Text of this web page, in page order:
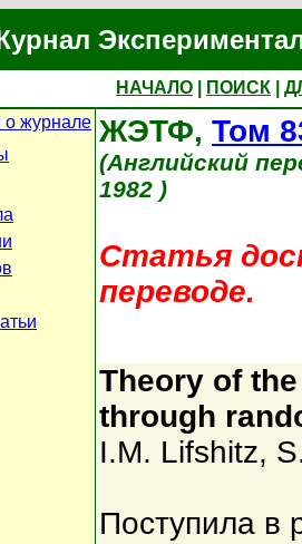
НАЧАЛО ПОИСК
журнале ЖЭТФ, Том
(Английский
1982 )
Статья
переводе.
Theory of
through
I.M. Lifshitz,
Поступила в